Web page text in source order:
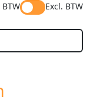
Excl. BTW